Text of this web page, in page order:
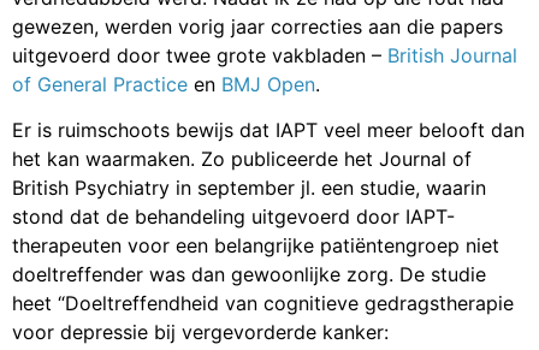
gewezen, werden vorig jaar correcties aan die papers
uitgevoerd door twee grote vakbladen – British Journal
of General Practice en BMJ Open.
Er is ruimschoots bewijs dat IAPT veel meer belooft dan
het kan waarmaken. Zo publiceerde het Journal of
British Psychiatry in september jl. een studie, waarin
stond dat de behandeling uitgevoerd door IAPT-
therapeuten voor een belangrijke patiëntengroep niet
doeltreffender was dan gewoonlijke zorg. De studie
heet “Doeltreffendheid van cognitieve gedragstherapie
voor depressie bij vergevorderde kanker: